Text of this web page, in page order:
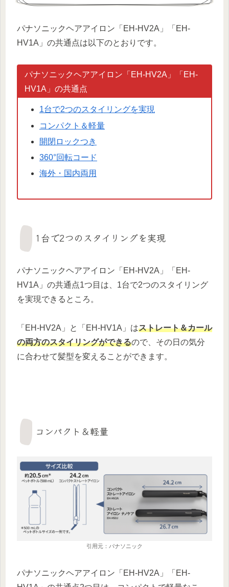
パナソニックヘアアイロン「EH-HV2A」「EH-
HV1A」の共通点は以下のとおりです。
パナソニックヘアアイロン「EH-HV2A」「EH-
HV1A」の共通点
1台で2つのスタイリングを実現
コンパクト＆軽量
開閉ロックつき
360°回転コード
海外・国内両用
1台で2つのスタイリングを実現
パナソニックヘアアイロン「EH-HV2A」「EH-
HV1A」の共通点1つ目は、1台で2つのスタイリング
を実現できるところ。
「EH-HV2A」と「EH-HV1A」はストレート＆カール
の両方のスタイリングができるので、その日の気分
に合わせて髪型を変えることができます。
コンパクト＆軽量
引用元：パナソニック
パナソニックヘアアイロン「EH-HV2A」「EH-